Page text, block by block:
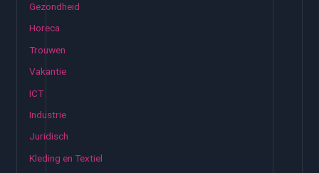
Gezondheid
Horeca
Trouwen
Vakantie
ICT
Industrie
Juridisch
Kleding en Textiel